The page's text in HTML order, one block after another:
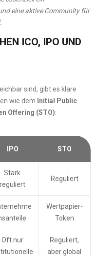
eine aktive Community für
ICO, IPO UND
sind, gibt es klare
wie dem Initial Public
Offering (STO):
IPO STO
Stark
reguliert
Reguliert
Wertpapier-
Token
Oft nur
Reguliert,
aber global